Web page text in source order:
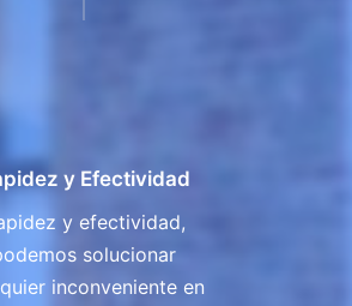
y Efectividad
y efectividad,
solucionar
inconveniente en